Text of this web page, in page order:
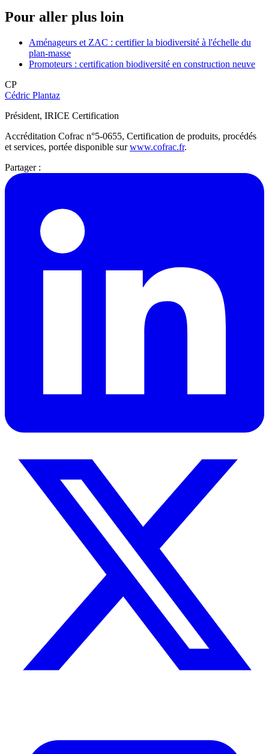
Pour aller plus loin
Aménageurs et ZAC : certifier la biodiversité à l'échelle du
plan-masse
Promoteurs : certification biodiversité en construction neuve
CP
Cédric Plantaz
Président, IRICE Certification
Accréditation Cofrac n°5-0655, Certification de produits, procédés
et services, portée disponible surwww.cofrac.fr.
Partager :